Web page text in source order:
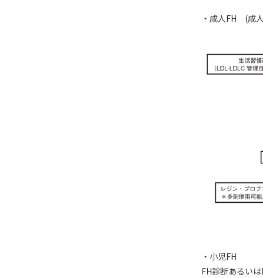
・成人FH (成
・小児FH
FH診断あるい